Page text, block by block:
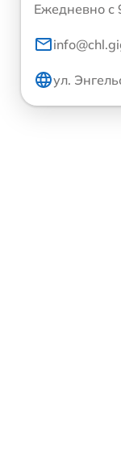
Ежедневно с
ул.